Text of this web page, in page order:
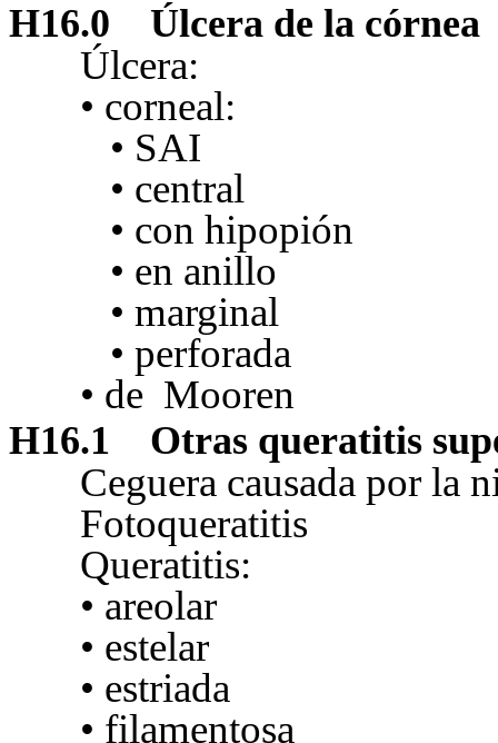
H16.0 Úlcera de la córnea
Úlcera:
• corneal:
• SAI
• central
• con hipopión
• en anillo
• marginal
• perforada
• de Mooren
H16.1 Otras queratitis
Ceguera causada por la
Fotoqueratitis
Queratitis:
• areolar
• estelar
• estriada
• filamentosa